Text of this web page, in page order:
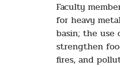
Faculty
for heavy
basin; the use
strengthen
fires, and